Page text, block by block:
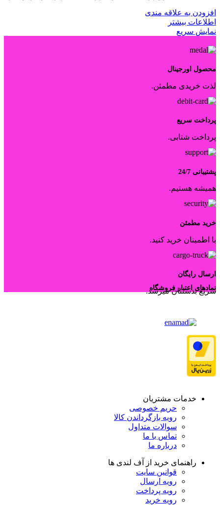
افزودن به علاقه مندی
اطلاعات بیشتر
نمایش سریع
محصول اورجینال
لذت خریدی مطمئن.
پرداخت سریع
پرداخت شتابی.
پشتیبانی 24/7
همیشه هستیم.
خرید مطمئن
با اطمینان خرید کنید.
ارسال رایگان
سریع بدستتان میرسد.
نمادهای اعتبار فروشگاه
خدمات مشتریان
حریم خصوصی
رویه بازگرداندن کالا
سوالات متداول
تماس با ما
درباره ما
راهنمای خرید از آف لندی ها
قوانین سایت
رویه ارسال
رویه پرداخت
رویه خرید